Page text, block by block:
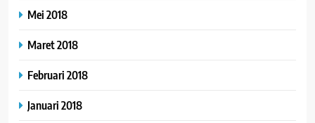
Mei 2018
Maret 2018
Februari 2018
Januari 2018